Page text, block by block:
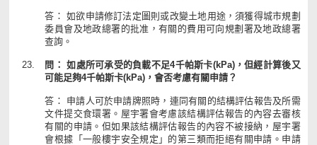
答： 如欲申請修訂法定圖則或改變土地用途，須獲得城市規劃
委員會及地政總署的批准，有關的費用可向規劃署及地政總署
查詢。
問： 如處所可承受的負載不足4千帕斯卡(kPa)，但經計算後又
可能足夠4千帕斯卡(kPa)，會否考慮有關申請？
答： 申請人可於申請牌照時，連同有關的結構評估報告及所需
文件提交食環署。屋宇署會考慮該結構評估報告的內容去審核
有關的申請。但如果該結構評估報告的內容不被接納，屋宇署
會根據「一般樓宇安全規定」的第三類而拒絕有關申請。申請